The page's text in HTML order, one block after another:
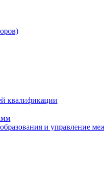
квалификации
и управление